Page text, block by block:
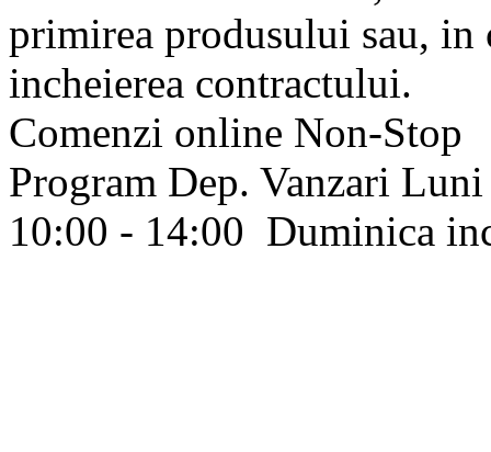
primirea produsului sau,
incheierea contractului.
Comenzi online Non-Stop
Program Dep. Vanzari Luni
10:00 - 14:00 Duminica